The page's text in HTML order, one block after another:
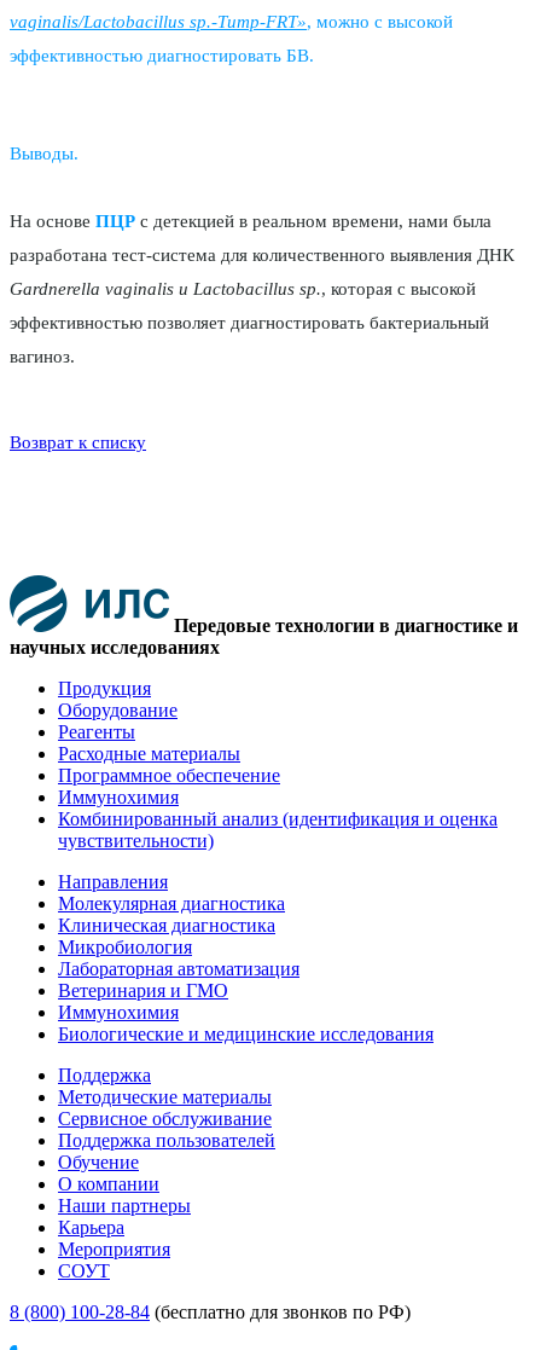
vaginalis/Lactobacillus sp.-Титр-FRT», можно с высокой
эффективностью диагностировать БВ.
Выводы.
На основе ПЦР с детекцией в реальном времени, нами была
разработана тест-система для количественного выявления ДНК
Gardnerella vaginalis и Lactobacillus sp., которая с высокой
эффективностью позволяет диагностировать бактериальный
вагиноз.
Возврат к списку
Передовые технологии в диагностике и
научных исследованиях
Продукция
Оборудование
Реагенты
Расходные материалы
Программное обеспечение
Иммунохимия
Комбинированный анализ (идентификация и оценка
чувствительности)
Направления
Молекулярная диагностика
Клиническая диагностика
Микробиология
Лабораторная автоматизация
Ветеринария и ГМО
Иммунохимия
Биологические и медицинские исследования
Поддержка
Методические материалы
Сервисное обслуживание
Поддержка пользователей
Обучение
О компании
Наши партнеры
Карьера
Мероприятия
СОУТ
8 (800) 100-28-84 (бесплатно для звонков по РФ)